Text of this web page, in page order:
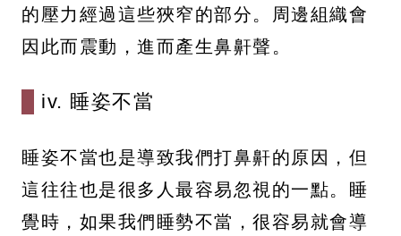
的壓力經過這些狹窄的部分。周邊組織會
因此而震動，進而產生鼻鼾聲。
iv. 睡姿不當
睡姿不當也是導致我們打鼻鼾的原因，但
這往往也是很多人最容易忽視的一點。睡
覺時，如果我們睡勢不當，很容易就會導